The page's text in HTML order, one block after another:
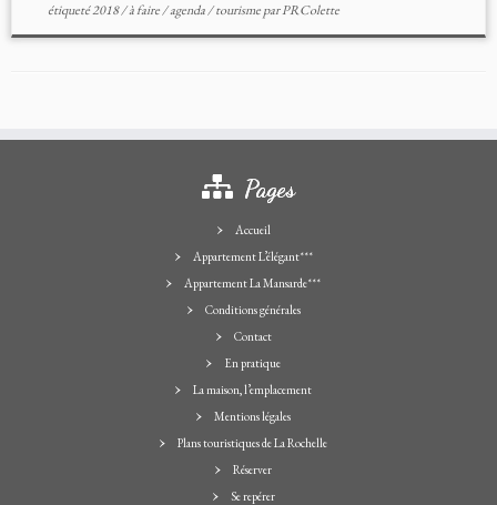
étiqueté2018/à faire/agenda/tourismeparPRColette
Pages
Accueil
Appartement L’élégant***
Appartement La Mansarde***
Conditions générales
Contact
En pratique
La maison, l’emplacement
Mentions légales
Plans touristiques de La Rochelle
Réserver
Se repérer